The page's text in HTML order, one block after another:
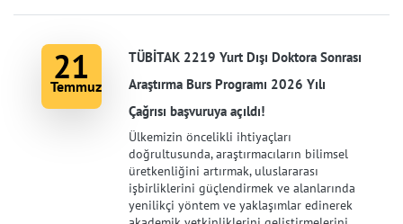
21
Temmuz
TÜBİTAK 2219 Yurt Dışı Doktora Sonrası
Araştırma Burs Programı 2026 Yılı
Çağrısı başvuruya açıldı!
Ülkemizin öncelikli ihtiyaçları
doğrultusunda, araştırmacıların bilimsel
üretkenliğini artırmak, uluslararası
işbirliklerini güçlendirmek ve alanlarında
yenilikçi yöntem ve yaklaşımlar edinerek